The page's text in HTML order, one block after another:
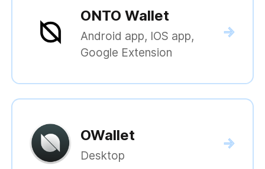
ONTO Wallet
Android app, IOS app,
Google Extension
OWallet
Desktop